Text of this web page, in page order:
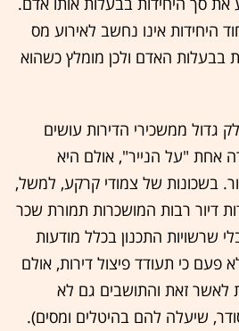
היחידות אינו נחשב לאירוע מס
בבעלות האדם ולכן מומלץ כשהוא
גדול ממשכירי הדירות עושים
אחת "על הנייר", אולם היא
בשכונות של צמודי קרקע, למשל,
דיור רבות המושכרות תמורת שכר
שרשויות התכנון בכלל מודעות
כי תעודד פיצול דירות, אולם
לאשר זאת והתושבים גם לא
שיעלה להם בהיטלים ומסים).